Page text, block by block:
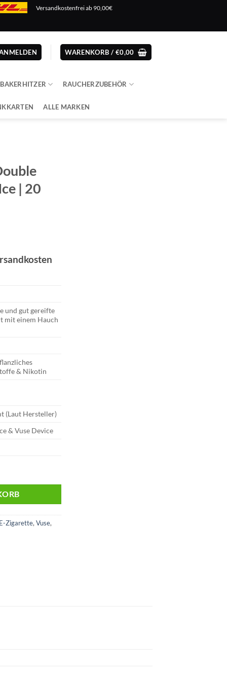
Versandkostenfrei ab 90,00€
WARENKORB / €0,00
RAUCHERZUBEHÖR
ALLE MARKEN
| 20
und gut gereifte
mit einem Hauch
& Nikotin
(Laut Hersteller)
& Vuse Device
Zigarette, Vuse,